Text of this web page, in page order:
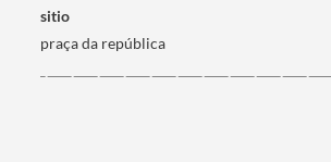
sitio
praça da república